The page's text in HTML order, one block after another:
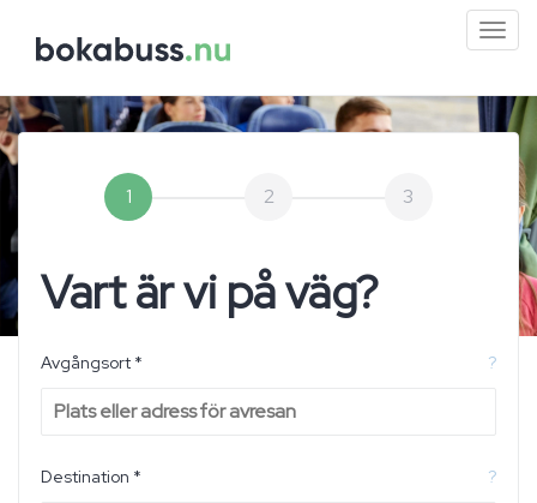
1 2 3
Vart är vi på väg?
Avgångsort * ?
Destination * ?